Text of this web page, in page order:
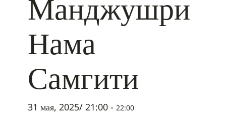
Манджушри
Нама
Самгити
31 мая, 2025/ 21:00 - 22:00